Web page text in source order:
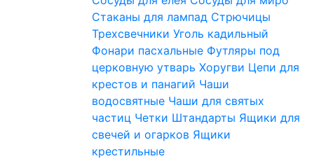
Стаканы для лампад Стрючицы
Трехсвечники Уголь кадильный
Фонари пасхальные Футляры под
церковную утварь Хоругви Цепи для
крестов и панагий Чаши
водосвятные Чаши для святых
частиц Четки Штандарты Ящики для
свечей и огарков Ящики
крестильные